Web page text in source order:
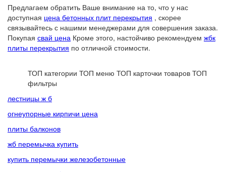
Предлагаем обратить Ваше внимание на то, что у нас
доступная цена бетонных плит перекрытия , скорее
связывайтесь с нашими менеджерами для совершения заказа.
Покупая свай цена Кроме этого, настойчиво рекомендуем жбк
плиты перекрытия по отличной стоимости.
ТОП категории ТОП меню ТОП карточки товаров ТОП
фильтры
лестницы ж б
огнеупорные кирпичи цена
плиты балконов
жб перемычка купить
купить перемычки железобетонные